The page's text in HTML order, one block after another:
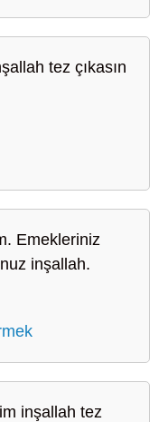
tez çıkasın
Emekleriniz
inşallah.
inşallah tez